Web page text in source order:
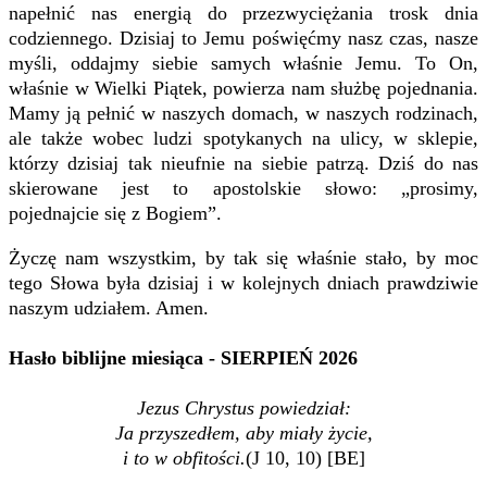
napełnić nas energią do przezwyciężania trosk dnia
codziennego. Dzisiaj to Jemu poświęćmy nasz czas, nasze
myśli, oddajmy siebie samych właśnie Jemu. To On,
właśnie w Wielki Piątek, powierza nam służbę pojednania.
Mamy ją pełnić w naszych domach, w naszych rodzinach,
ale także wobec ludzi spotykanych na ulicy, w sklepie,
którzy dzisiaj tak nieufnie na siebie patrzą. Dziś do nas
skierowane jest to apostolskie słowo: „prosimy,
pojednajcie się z Bogiem”.
Życzę nam wszystkim, by tak się właśnie stało, by moc
tego Słowa była dzisiaj i w kolejnych dniach prawdziwie
naszym udziałem. Amen.
Hasło biblijne miesiąca - SIERPIEŃ 2026
Jezus Chrystus powiedział:
Ja przyszedłem, aby miały życie,
i to w obfitości.(J 10, 10) [BE]